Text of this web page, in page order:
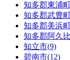
知多郡東浦
知多郡武豊
知多郡美浜
知多郡阿久
知立市(9)
碧南市(12)